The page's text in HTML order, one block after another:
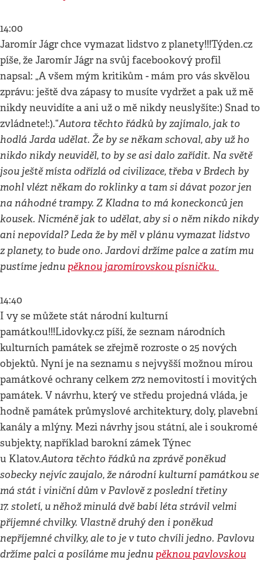
14:00
Jaromír Jágr chce vymazat lidstvo z planety!!!Týden.cz
píše, že Jaromír Jágr na svůj facebookový profil
napsal: „A všem mým kritikům - mám pro vás skvělou
zprávu: ještě dva zápasy to musíte vydržet a pak už mě
nikdy neuvidíte a ani už o mě nikdy neuslyšíte:) Snad to
zvládnete!:).“Autora těchto řádků by zajímalo, jak to
hodlá Jarda udělat. Že by se někam schoval, aby už ho
nikdo nikdy neuviděl, to by se asi dalo zařídit. Na světě
jsou ještě místa odřízlá od civilizace, třeba v Brdech by
mohl vlézt někam do roklinky a tam si dávat pozor jen
na náhodné trampy. Z Kladna to má koneckonců jen
kousek. Nicméně jak to udělat, aby si o něm nikdo nikdy
ani nepovídal? Leda že by měl v plánu vymazat lidstvo
z planety, to bude ono. Jardovi držíme palce a zatím mu
pustíme jednu pěknou jaromírovskou písničku.
14:40
I vy se můžete stát národní kulturní
památkou!!!Lidovky.cz píší, že seznam národních
kulturních památek se zřejmě rozroste o 25 nových
objektů. Nyní je na seznamu s nejvyšší možnou mírou
památkové ochrany celkem 272 nemovitostí i movitých
památek. V návrhu, který ve středu projedná vláda, je
hodně památek průmyslové architektury, doly, plavební
kanály a mlýny. Mezi návrhy jsou státní, ale i soukromé
subjekty, například barokní zámek Týnec
u Klatov.Autora těchto řádků na zprávě poněkud
sobecky nejvíc zaujalo, že národní kulturní památkou se
má stát i viniční dům v Pavlově z poslední třetiny
17. století, u něhož minulá dvě babí léta strávil velmi
příjemné chvilky. Vlastně druhý den i poněkud
nepříjemné chvilky, ale to je v tuto chvíli jedno. Pavlovu
držíme palci a posíláme mu jednu pěknou pavlovskou